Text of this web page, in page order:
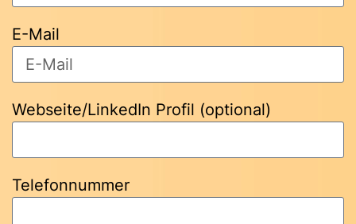
E-Mail
Webseite/LinkedIn Profil (optional)
Telefonnummer